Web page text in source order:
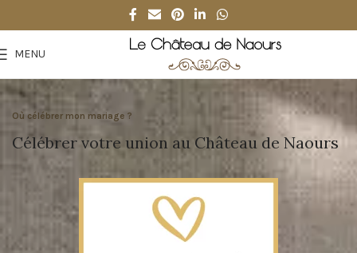
MENU
Où célébrer mon mariage ?
Célébrer votre union au Château de Naours